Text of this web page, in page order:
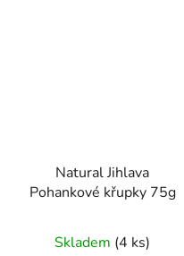
Natural Jihlava
Pohankové křupky 75g
hodnocení
Skladem (4 ks)